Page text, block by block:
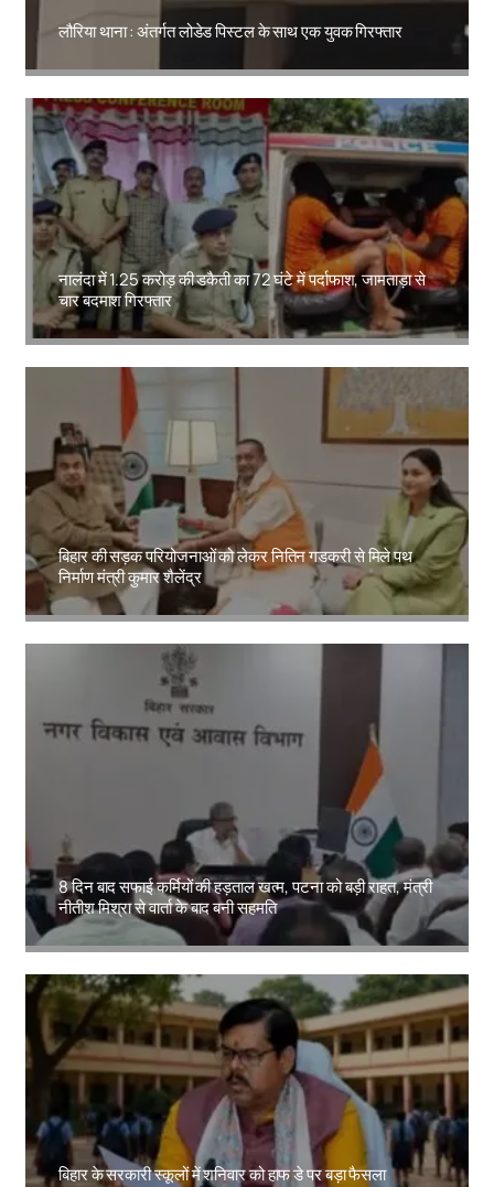
लौरिया थाना : अंतर्गत लोडेड पिस्टल के साथ एक युवक गिरफ्तार
नालंदा में 1.25 करोड़ की डकैती का 72 घंटे में पर्दाफाश, जामताड़ा से
चार बदमाश गिरफ्तार
Amit Lekh
बिहार की सड़क परियोजनाओं को लेकर नितिन गडकरी से मिले पथ
निर्माण मंत्री कुमार शैलेंद्र
Amit Lekh
8 दिन बाद सफाई कर्मियों की हड़ताल खत्म, पटना को बड़ी राहत, मंत्री
नीतीश मिश्रा से वार्ता के बाद बनी सहमति
बिहार के सरकारी स्कूलों में शनिवार को हाफ डे पर बड़ा फैसला